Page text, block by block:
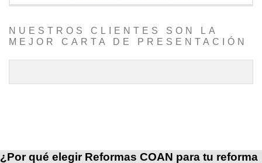
NUESTROS CLIENTES SON LA
MEJOR CARTA DE PRESENTACIÓN
¿Por qué elegir Reformas COAN para tu reforma